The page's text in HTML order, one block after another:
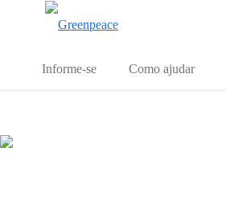
Informe-se Como ajudar